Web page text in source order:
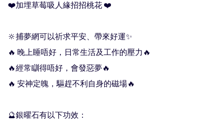
❤️加埋草莓吸人緣招招桃花 ❤️
🔆捕夢網可以祈求平安、帶來好運✨
🔥 晚上睡唔好，日常生活及工作的壓力🔥
🔥經常瞓得唔好，會發惡夢🔥
🔥 安神定魄，驅趕不利自身的磁場🔥
🔮銀曜石有以下功效：